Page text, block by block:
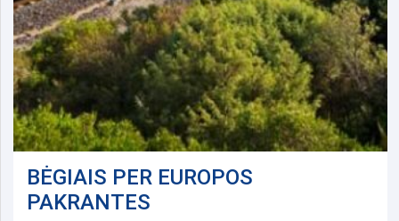
BĖGIAIS PER EUROPOS
PAKRANTES